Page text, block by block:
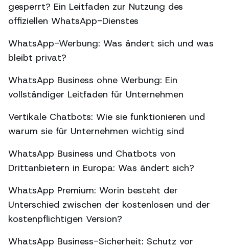
gesperrt? Ein Leitfaden zur Nutzung des
offiziellen WhatsApp-Dienstes
WhatsApp-Werbung: Was ändert sich und was
bleibt privat?
WhatsApp Business ohne Werbung: Ein
vollständiger Leitfaden für Unternehmen
Vertikale Chatbots: Wie sie funktionieren und
warum sie für Unternehmen wichtig sind
WhatsApp Business und Chatbots von
Drittanbietern in Europa: Was ändert sich?
WhatsApp Premium: Worin besteht der
Unterschied zwischen der kostenlosen und der
kostenpflichtigen Version?
WhatsApp Business-Sicherheit: Schutz vor